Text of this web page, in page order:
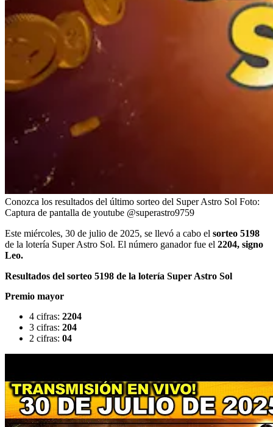
Conozca los resultados del último sorteo del Super Astro Sol Foto:
Captura de pantalla de youtube @superastro9759
Este miércoles, 30 de julio de 2025, se llevó a cabo el sorteo 5198
de la lotería Super Astro Sol. El número ganador fue el 2204, signo
Leo.
Resultados del sorteo 5198 de la lotería Super Astro Sol
Premio mayor
4 cifras: 2204
3 cifras: 204
2 cifras: 04